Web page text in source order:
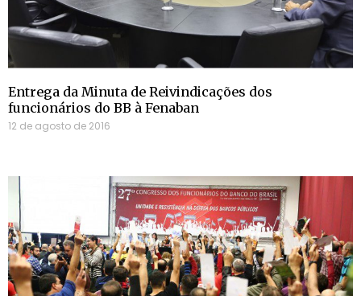
Entrega da Minuta de Reivindicações dos
funcionários do BB à Fenaban
12 de agosto de 2016